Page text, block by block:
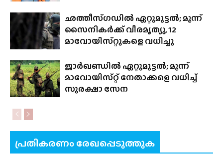
ഛത്തീസ്‌ഗഡിൽ ഏറ്റുമുട്ടൽ; മൂന്ന്
സൈനികർക്ക് വീരമൃത്യു, 12
മാവോയിസ്‌റ്റുകളെ വധിച്ചു
ജാർഖണ്ഡിൽ ഏറ്റുമുട്ടൽ; മൂന്ന്
മാവോയിസ്‌റ്റ് നേതാക്കളെ വധിച്ച്
സുരക്ഷാ സേന
പ്രതികരണം രേഖപ്പെടുത്തുക